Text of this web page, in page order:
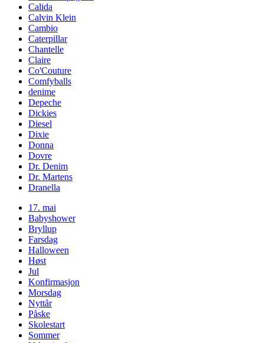
Calida
Calvin Klein
Cambio
Caterpillar
Chantelle
Claire
Co'Couture
Comfyballs
denime
Depeche
Dickies
Diesel
Dixie
Donna
Dovre
Dr. Denim
Dr. Martens
Dranella
17. mai
Babyshower
Bryllup
Farsdag
Halloween
Høst
Jul
Konfirmasjon
Morsdag
Nyttår
Påske
Skolestart
Sommer